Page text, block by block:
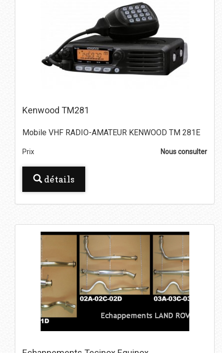
Kenwood TM281
Mobile VHF RADIO-AMATEUR KENWOOD TM 281E
Prix Nous consulter
détails